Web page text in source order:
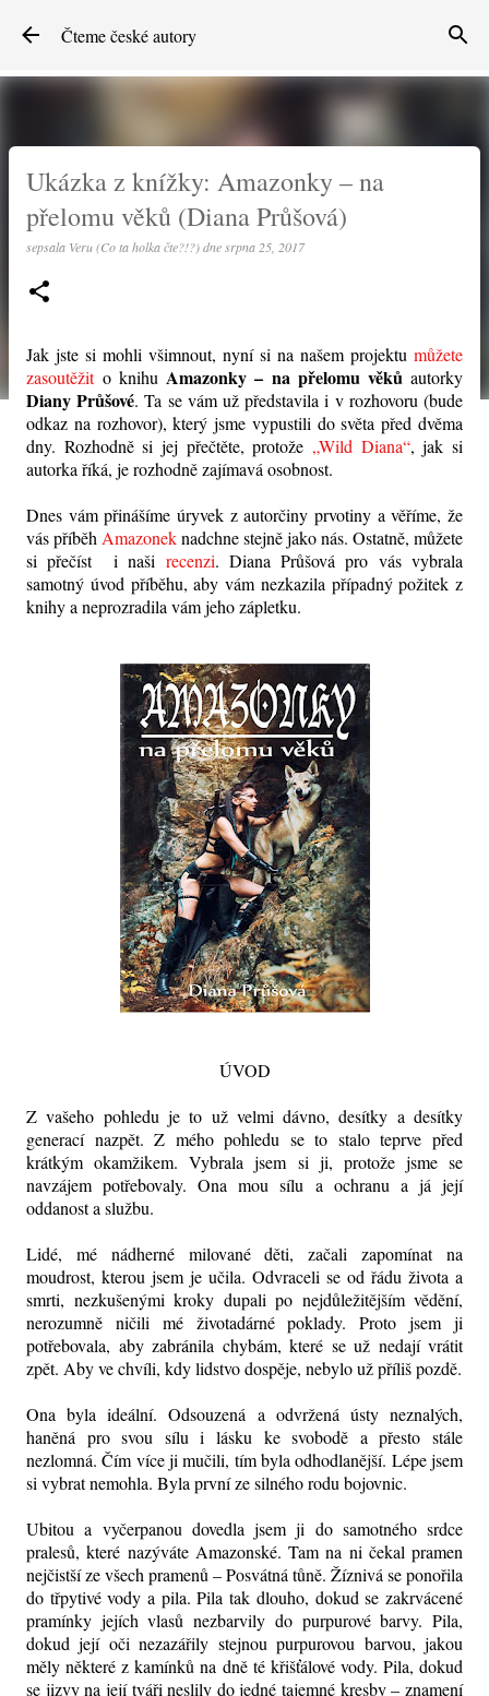
Přeskočit na hlavní obsah
Čteme české autory
Ukázka z knížky: Amazonky – na
přelomu věků (Diana Průšová)
sepsala Veru (Co ta holka čte?!?)dnesrpna 25, 2017
Jak jste si mohli všimnout, nyní si na našem projektu můžete
zasoutěžito knihu Amazonky – na přelomu věků autorky
Diany Průšové. Ta se vám už představila i v rozhovoru (bude
odkaz na rozhovor), který jsme vypustili do světa před dvěma
dny. Rozhodně si jej přečtěte, protože „Wild Diana“, jak si
autorka říká, je rozhodně zajímavá osobnost.
Dnes vám přinášíme úryvek z autorčiny prvotiny a věříme, že
vás příběh Amazoneknadchne stejně jako nás. Ostatně, můžete
si přečíst i naši recenzi. Diana Průšová pro vás vybrala
samotný úvod příběhu, aby vám nezkazila případný požitek z
knihy a neprozradila vám jeho zápletku.
ÚVOD
Z vašeho pohledu je to už velmi dávno, desítky a desítky
generací nazpět. Z mého pohledu se to stalo teprve před
krátkým okamžikem. Vybrala jsem si ji, protože jsme se
navzájem potřebovaly. Ona mou sílu a ochranu a já její
oddanost a službu.
Lidé, mé nádherné milované děti, začali zapomínat na
moudrost, kterou jsem je učila. Odvraceli se od řádu života a
smrti, nezkušenými kroky dupali po nejdůležitějším vědění,
nerozumně ničili mé životadárné poklady. Proto jsem ji
potřebovala, aby zabránila chybám, které se už nedají vrátit
zpět. Aby ve chvíli, kdy lidstvo dospěje, nebylo už příliš pozdě.
Ona byla ideální. Odsouzená a odvržená ústy neznalých,
haněná pro svou sílu i lásku ke svobodě a přesto stále
nezlomná. Čím více ji mučili, tím byla odhodlanější. Lépe jsem
si vybrat nemohla. Byla první ze silného rodu bojovnic.
Ubitou a vyčerpanou dovedla jsem ji do samotného srdce
pralesů, které nazýváte Amazonské. Tam na ni čekal pramen
nejčistší ze všech pramenů – Posvátná tůně. Žíznivá se ponořila
do třpytivé vody a pila. Pila tak dlouho, dokud se zakrvácené
pramínky jejích vlasů nezbarvily do purpurové barvy. Pila,
dokud její oči nezazářily stejnou purpurovou barvou, jakou
měly některé z kamínků na dně té křišťálové vody. Pila, dokud
se jizvy na její tváři neslily do jedné tajemné kresby – znamení